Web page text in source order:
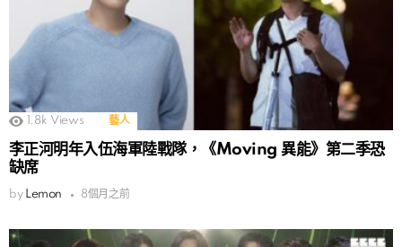
1.8k Views 藝人
李正河明年入伍海軍陸戰隊，《Moving 異能》第二季恐
缺席
by Lemon 8個月之前